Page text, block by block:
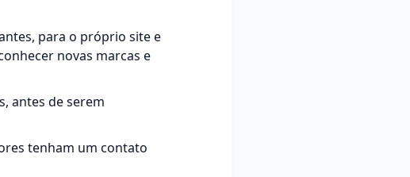
para o próprio site e
novas marcas e
antes de serem
tenham um contato